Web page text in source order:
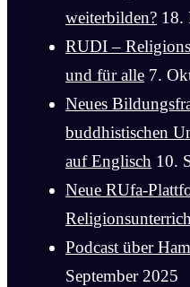
weiterbilden? 18.
RUDI –
und für alle 7.
Neues
buddhistischen
auf Englisch 10.
Neue RUfa-
Podcast über
September 2025